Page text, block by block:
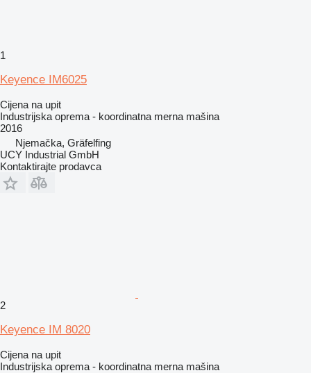
1
Keyence IM6025
Cijena na upit
Industrijska oprema - koordinatna merna mašina
2016
Njemačka, Gräfelfing
UCY Industrial GmbH
Kontaktirajte prodavca
2
Keyence IM 8020
Cijena na upit
Industrijska oprema - koordinatna merna mašina